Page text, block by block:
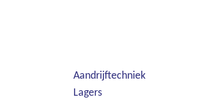
Aandrijftechniek
Lagers